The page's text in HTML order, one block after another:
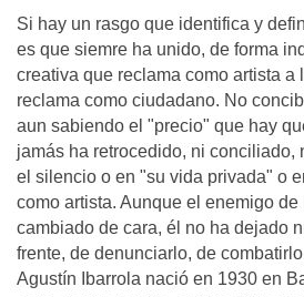
Si hay un rasgo que identifica y
es que siemre ha unido, de forma
creativa que reclama como artista a
reclama como ciudadano. No
aun sabiendo el "precio" que hay
jamás ha retrocedido, ni conciliado,
el silencio o en "su vida privada" o
como artista. Aunque el enemigo
cambiado de cara, él no ha dejado
frente, de denunciarlo, de
Agustín Ibarrola nació en 1930 en